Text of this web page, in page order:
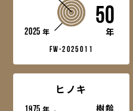
2025年
50
年
fw-2025011
ヒノキ
1975
樹齢